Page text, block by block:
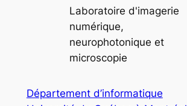
Laboratoire d'imagerie
numérique,
neurophotonique et
microscopie
Département d’informatique